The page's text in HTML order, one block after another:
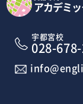
アカデミ
宇都宮校
028-